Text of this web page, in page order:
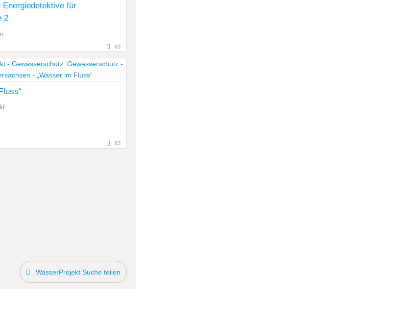
Energiedetektive für
2
83
83
WasserProjekt Suche teilen